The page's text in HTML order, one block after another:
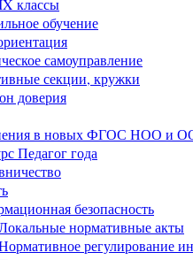
классы
обучение
самоуправление
секции, кружки
доверия
в новых ФГОС НОО и
Педагог года
безопасность
нормативные акты
регулирование